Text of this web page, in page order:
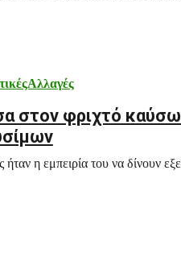
στον φριχτό
η εμπειρία του να δίνουν